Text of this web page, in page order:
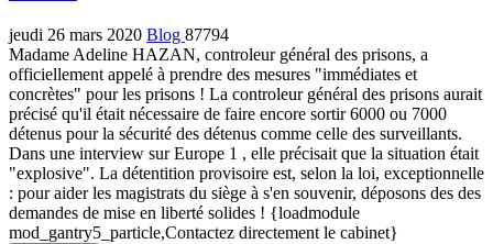
jeudi 26 mars 2020 Blog 87794
Madame Adeline HAZAN, controleur général des prisons, a
officiellement appelé à prendre des mesures "immédiates et
concrètes" pour les prisons ! La controleur général des prisons aurait
précisé qu'il était nécessaire de faire encore sortir 6000 ou 7000
détenus pour la sécurité des détenus comme celle des surveillants.
Dans une interview sur Europe 1 , elle précisait que la situation était
"explosive". La détentition provisoire est, selon la loi, exceptionnelle
: pour aider les magistrats du siège à s'en souvenir, déposons des des
demandes de mise en liberté solides ! {loadmodule
mod_gantry5_particle,Contactez directement le cabinet}